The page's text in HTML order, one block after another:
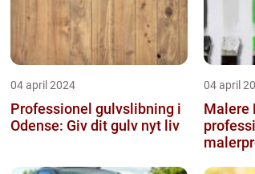
04 april 2024
Professionel gulvslibning i
Odense: Giv dit gulv nyt liv
04 april
Malere Køge